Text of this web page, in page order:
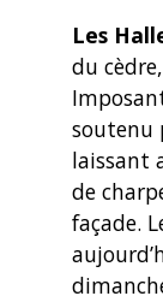
Les
du
soutenu
laissant
de
façade.